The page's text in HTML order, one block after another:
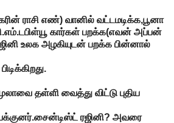
ராசி எண்) வானில் வட்டமடிக்க,பூனா
கார்கள் பறக்க(எவன் அப்பன்
உலக அழகியுடன் பறக்க பின்னால்
தள்ளி வைத்து விட்டு புதிய
ரஜினி? அவரை